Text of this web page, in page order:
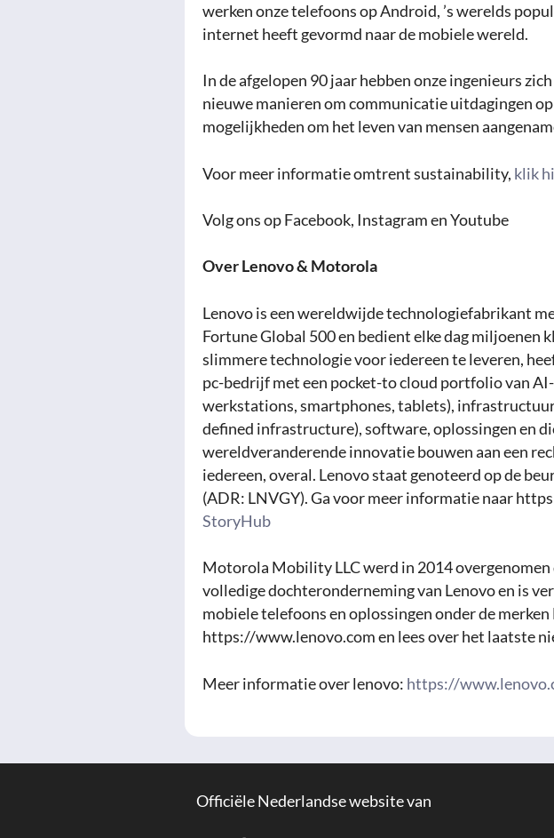
werken onze telefoons op Android, ’s werelds
internet heeft gevormd naar de mobiele wereld.
In de afgelopen 90 jaar hebben onze ingenieurs
nieuwe manieren om communicatie uitdagingen
mogelijkheden om het leven van mensen
Voor meer informatie omtrent sustainability, klik
Volg ons op Facebook, Instagram en Youtube
Over Lenovo & Motorola
Lenovo is een wereldwijde technologiefabrikant
Fortune Global 500 en bedient elke dag miljoenen
slimmere technologie voor iedereen te leveren,
pc-bedrijf met een pocket-to cloud portfolio van
werkstations, smartphones, tablets),
defined infrastructure), software, oplossingen en
wereldveranderende innovatie bouwen aan een
iedereen, overal. Lenovo staat genoteerd op de
(ADR: LNVGY). Ga voor meer informatie naar
StoryHub
Motorola Mobility LLC werd in 2014
volledige dochteronderneming van Lenovo en is
mobiele telefoons en oplossingen onder de
https://www.lenovo.com en lees over het laatste
Meer informatie over lenovo: https://
Officiële Nederlandse website van